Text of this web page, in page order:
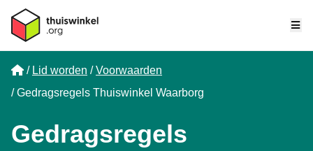
Home
Lid worden
Voorwaarden
Gedragsregels Thuiswinkel Waarborg
Gedragsregels